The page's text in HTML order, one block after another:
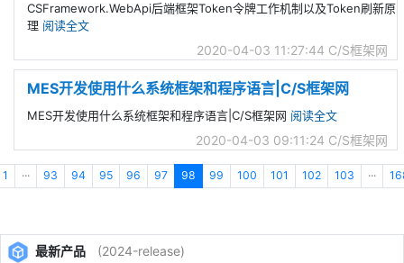
CSFramework.WebApi后端框架Token令牌工作机制以及Token刷新原
理 阅读全文
2020-04-03 11:27:44 C/S框架网
MES开发使用什么系统框架和程序语言|C/S框架网
MES开发使用什么系统框架和程序语言|C/S框架网 阅读全文
2020-04-03 09:11:24 C/S框架网
1 ··· 93 94 95 96 97 98 99 100 101 102 103 ···
最新产品 (2024-release)